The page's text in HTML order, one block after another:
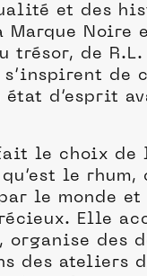
et des
Marque Noire
trésor, de
de
état d’esprit
le choix de
le rhum,
le monde et
Elle
organise des
des ateliers